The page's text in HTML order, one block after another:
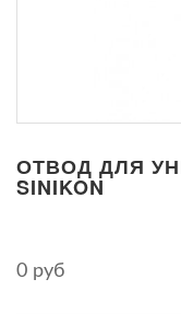
ОТВОД ДЛЯ
SINIKON
0 руб